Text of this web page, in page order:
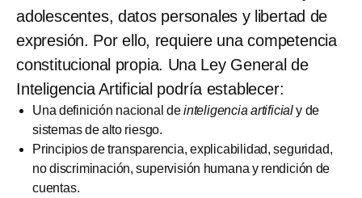
adolescentes, datos personales y libertad de
expresión. Por ello, requiere una competencia
constitucional propia. Una Ley General de
Inteligencia Artificial podría establecer:
Una definición nacional deinteligencia artificialy de
sistemas de alto riesgo.
Principios de transparencia, explicabilidad, seguridad,
no discriminación, supervisión humana y rendición de
cuentas.